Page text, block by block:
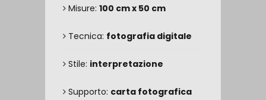
Misure: 100 cm x 50 cm
Tecnica: fotografia digitale
Stile: interpretazione
Supporto: carta fotografica